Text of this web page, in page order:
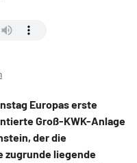
Europas erste
Groß-KWK-Anlage
der die
zugrunde liegende